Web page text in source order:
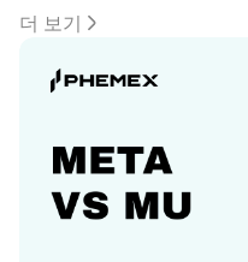
더 보기